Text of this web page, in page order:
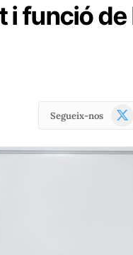
i funció de
Segueix-nos
X